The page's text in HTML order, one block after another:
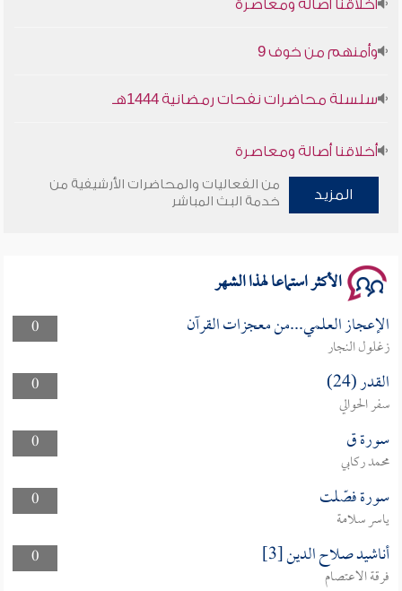
وأمنهم من خوف 9
سلسلة محاضرات نفحات رمضانية 1444هـ
أخلاقنا أصالة ومعاصرة
وأمنهم من خوف 9
المزيد
من الفعاليات والمحاضرات الأرشيفية من
خدمة البث المباشر
الأكثر استماعا لهذا الشهر
0 الإعجاز العلمي...من معجزات القرآن
زغلول النجار
0
القدر (24)
سفر الحوالي
0
سورة ق
محمد ركابي
0
سورة فصّلت
ياسر سلامة
0
أناشيد صلاح الدين [3]
فرقة الاعتصام